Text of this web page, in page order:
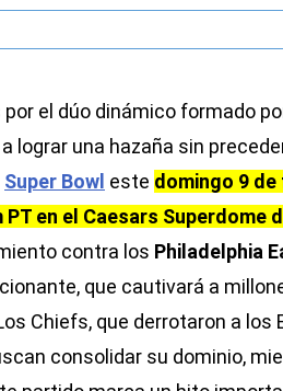
por el dúo dinámico formado
lograr una hazaña sin
Super Bowl este domingo 9
en el Caesars Superdome
contra los Philadelphia
que cautivará a
Chiefs, que derrotaron a los
consolidar su dominio,